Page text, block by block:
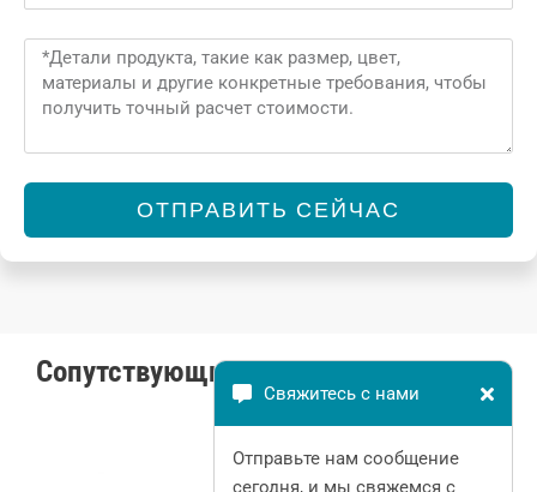
Message
ОТПРАВИТЬ СЕЙЧАС
Сопутствующие товары
Свяжитесь с нами
Отправьте нам сообщение
сегодня, и мы свяжемся с